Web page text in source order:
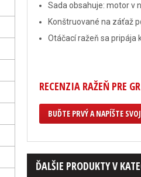
Sada obsahuje: motor v
Konštruované na záťaž
Otáčací ražeň sa pripája
RECENZIA RAŽEŇ PRE
BUĎTE PRVÝ A NAPÍŠTE
ĎALŠIE PRODUKTY V